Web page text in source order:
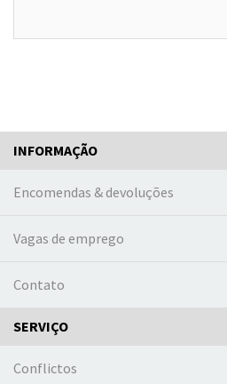
INFORMAÇÃO
Encomendas & devoluções
Vagas de emprego
Contato
SERVIÇO
Conflictos